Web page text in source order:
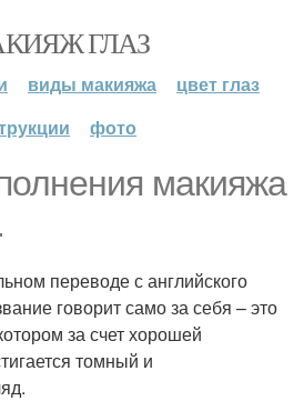
ГЛАЗ
виды макияжа
цвет глаз
фото
макияжа
переводе с английского
говорит само за себя – это
за счет хорошей
томный и